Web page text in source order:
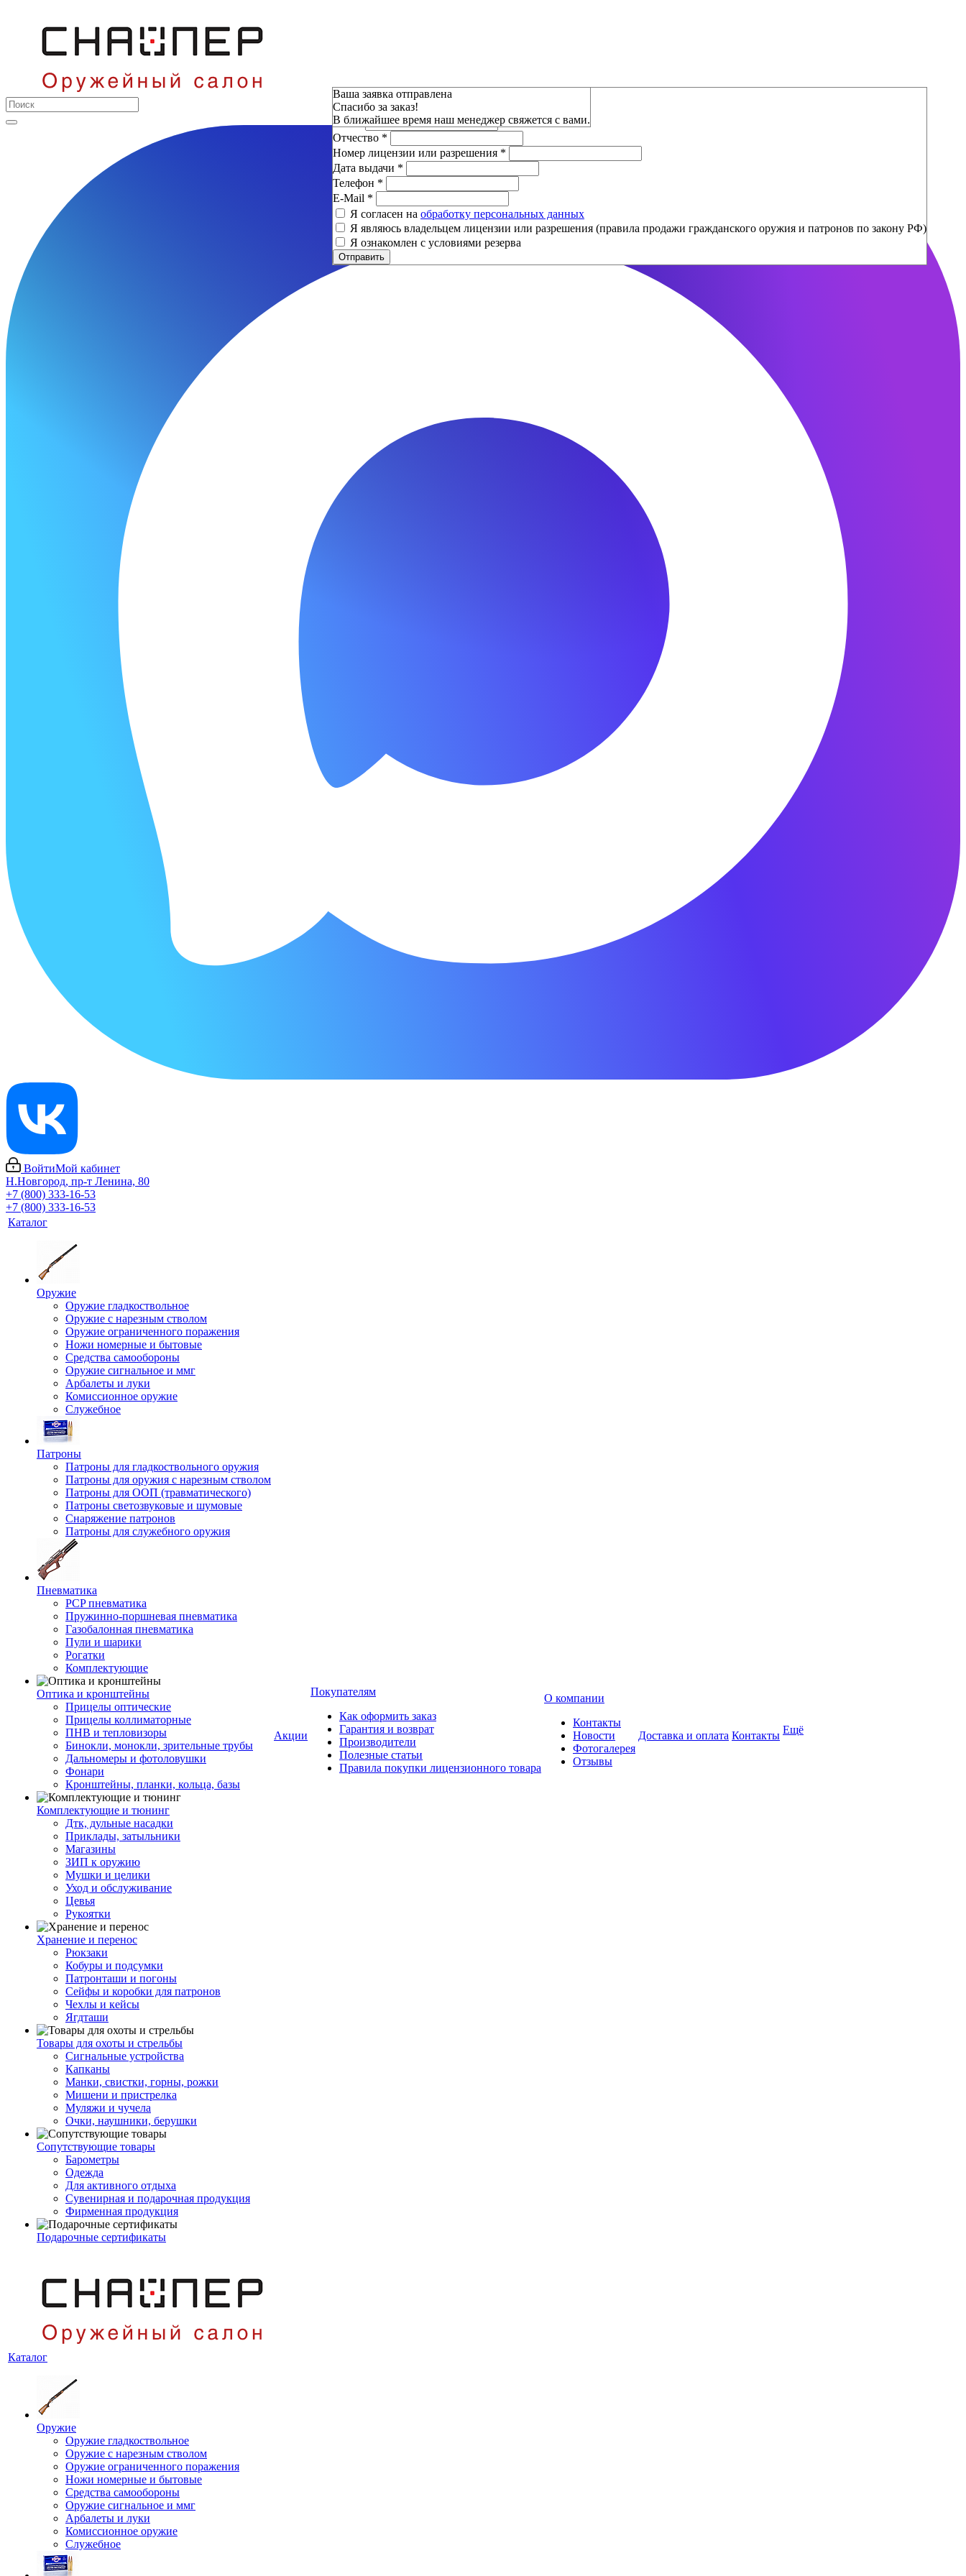
ВойтиМой кабинет
Н.Новгород, пр-т Ленина, 80
+7 (800) 333-16-53
+7 (800) 333-16-53
Каталог
Оружие
Оружие гладкоствольное
Оружие с нарезным стволом
Оружие ограниченного поражения
Ножи номерные и бытовые
Средства самообороны
Оружие сигнальное и ммг
Арбалеты и луки
Комиссионное оружие
Служебное
Патроны
Патроны для гладкоствольного оружия
Патроны для оружия с нарезным стволом
Патроны для ООП (травматического)
Патроны светозвуковые и шумовые
Снаряжение патронов
Патроны для служебного оружия
Пневматика
PCP пневматика
Пружинно-поршневая пневматика
Газобалонная пневматика
Пули и шарики
Рогатки
Комплектующие
Оптика и кронштейны
Прицелы оптические
Прицелы коллиматорные
ПНВ и тепловизоры
Бинокли, монокли, зрительные трубы
Дальномеры и фотоловушки
Фонари
Кронштейны, планки, кольца, базы
Комплектующие и тюнинг
Дтк, дульные насадки
Приклады, затыльники
Магазины
ЗИП к оружию
Мушки и целики
Уход и обслуживание
Цевья
Рукоятки
Хранение и перенос
Рюкзаки
Кобуры и подсумки
Патронташи и погоны
Сейфы и коробки для патронов
Чехлы и кейсы
Ягдташи
Товары для охоты и стрельбы
Сигнальные устройства
Капканы
Манки, свистки, горны, рожки
Мишени и пристрелка
Муляжи и чучела
Очки, наушники, берушки
Сопутствующие товары
Барометры
Одежда
Для активного отдыха
Сувенирная и подарочная продукция
Фирменная продукция
Подарочные сертификаты
Акции
Покупателям
Как оформить заказ
Гарантия и возврат
Производители
Полезные статьи
Правила покупки лицензионного товара
О компании
Контакты
Новости
Фотогалерея
Отзывы
Доставка и оплата Контакты Ещё
Каталог
Оружие
Оружие гладкоствольное
Оружие с нарезным стволом
Оружие ограниченного поражения
Ножи номерные и бытовые
Средства самообороны
Оружие сигнальное и ммг
Арбалеты и луки
Комиссионное оружие
Служебное
Зарезервировать
Фамилия*
Имя*
Отчество *
Номер лицензии или разрешения *
Дата выдачи *
Телефон *
E-Mail *
Я согласен на обработку персональных данных
Я являюсь владельцем лицензии или разрешения (правила продажи гражданского оружия и патронов по закону РФ)
Я ознакомлен с условиями резерва
Отправить
Ваша заявка отправлена
Спасибо за заказ!
В ближайшее время наш менеджер свяжется с вами.